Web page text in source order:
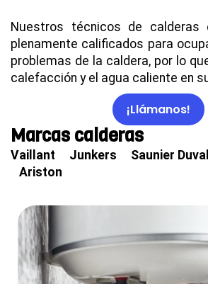
Nuestros técnicos de calderas
plenamente calificados para
problemas de la caldera, por lo
calefacción y el agua caliente en
¡Llámanos!
Marcas calderas
Vaillant Junkers Saunier
Ariston